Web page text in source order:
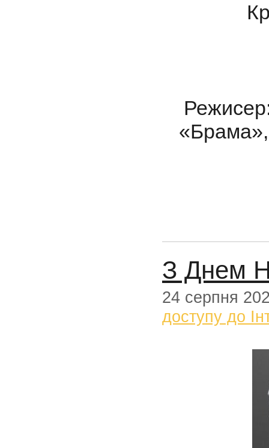
«Брама»,
З Днем
24 серпня
доступу до